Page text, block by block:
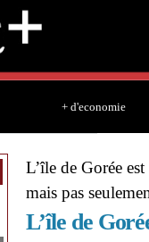
+ d'economie
L’île de Gorée
mais pas
L’île de